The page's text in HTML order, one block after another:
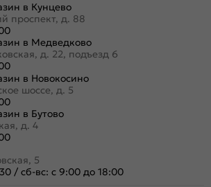
в Кунцево
проспект, д. 88
в Медведково
д. 22, подъезд 6
в Новокосино
шоссе, д. 5
в Бутово
д. 4
5
/ сб-вс: с 9:00 до 18:00